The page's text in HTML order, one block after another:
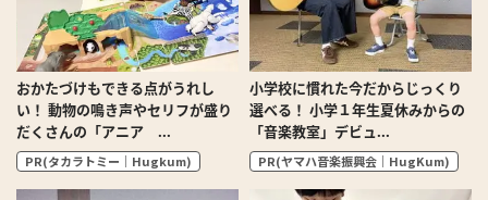
おかたづけもできる点がうれし
い！ 動物の鳴き声やセリフが盛り
だくさんの「アニア ...
PR(タカラトミー｜Hugkum)
小学校に慣れた今だからじっくり
選べる！ 小学１年生夏休みからの
「音楽教室」デビュ...
PR(ヤマハ音楽振興会｜HugKum)